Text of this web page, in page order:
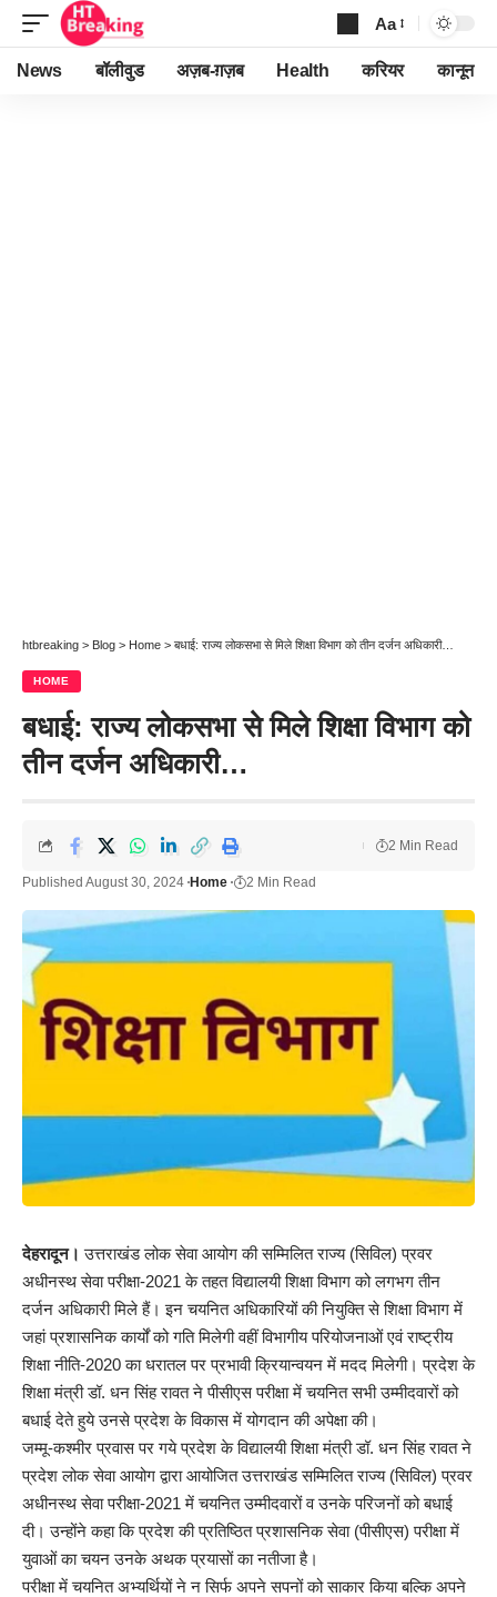
Font
Resizer
Aa
News बॉलीवुड अज़ब-ग़ज़ब Health करियर कानून
htbreaking > Blog > Home > बधाई: राज्य लोकसभा से मिले शिक्षा विभाग को तीन दर्जन अधिकारी…
HOME
बधाई: राज्य लोकसभा से मिले शिक्षा विभाग को
तीन दर्जन अधिकारी…
Published August 30, 2024 Home 2 Min Read
2 Min Read
देहरादून। उत्तराखंड लोक सेवा आयोग की सम्मिलित राज्य (सिविल) प्रवर
अधीनस्थ सेवा परीक्षा-2021 के तहत विद्यालयी शिक्षा विभाग को लगभग तीन
दर्जन अधिकारी मिले हैं। इन चयनित अधिकारियों की नियुक्ति से शिक्षा विभाग में
जहां प्रशासनिक कार्यों को गति मिलेगी वहीं विभागीय परियोजनाओं एवं राष्ट्रीय
शिक्षा नीति-2020 का धरातल पर प्रभावी क्रियान्वयन में मदद मिलेगी। प्रदेश के
शिक्षा मंत्री डॉ. धन सिंह रावत ने पीसीएस परीक्षा में चयनित सभी उम्मीदवारों को
बधाई देते हुये उनसे प्रदेश के विकास में योगदान की अपेक्षा की।
जम्मू-कश्मीर प्रवास पर गये प्रदेश के विद्यालयी शिक्षा मंत्री डॉ. धन सिंह रावत ने
प्रदेश लोक सेवा आयोग द्वारा आयोजित उत्तराखंड सम्मिलित राज्य (सिविल) प्रवर
अधीनस्थ सेवा परीक्षा-2021 में चयनित उम्मीदवारों व उनके परिजनों को बधाई
दी। उन्होंने कहा कि प्रदेश की प्रतिष्ठित प्रशासनिक सेवा (पीसीएस) परीक्षा में
युवाओं का चयन उनके अथक प्रयासों का नतीजा है।
परीक्षा में चयनित अभ्यर्थियों ने न सिर्फ अपने सपनों को साकार किया बल्कि अपने